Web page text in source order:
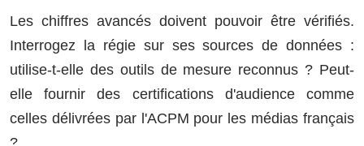
Les chiffres avancés doivent pouvoir être vérifiés.
Interrogez la régie sur ses sources de données :
utilise-t-elle des outils de mesure reconnus ? Peut-
elle fournir des certifications d'audience comme
celles délivrées par l'ACPM pour les médias français
?